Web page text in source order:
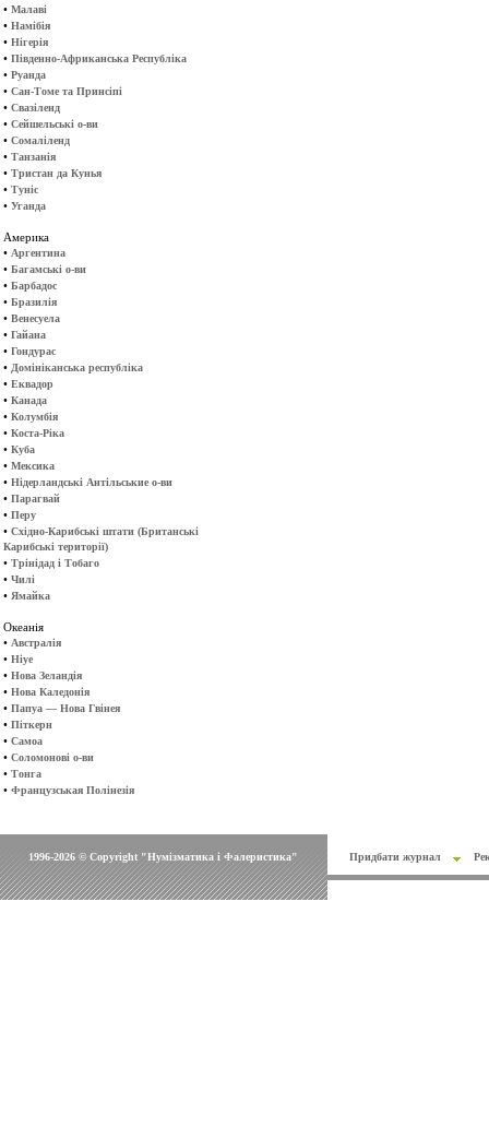
• Малаві
• Намібія
• Нігерія
• Південно-Африканська Республіка
• Руанда
• Сан-Томе та Принсіпі
• Свазіленд
• Сейшельські о-ви
• Сомаліленд
• Танзанія
• Тристан да Кунья
• Туніс
• Уганда
Америка
• Аргентина
• Багамські о-ви
• Барбадос
• Бразилія
• Венесуела
• Гайана
• Гондурас
• Домініканська республіка
• Еквадор
• Канада
• Колумбія
• Коста-Ріка
• Куба
• Мексика
• Нідерландські Антільськие о-ви
• Парагвай
• Перу
• Східно-Карибські штати (Британські
Карибські території)
• Трінідад і Тобаго
• Чилі
• Ямайка
Океанія
• Австралія
• Ніуе
• Нова Зеландія
• Нова Каледонія
• Папуа — Нова Гвінея
• Піткерн
• Самоа
• Соломонові о-ви
• Тонга
• Французськая Полінезія
1996-2026 © Copyright "Нумізматика і Фалеристика" Придбати журнал